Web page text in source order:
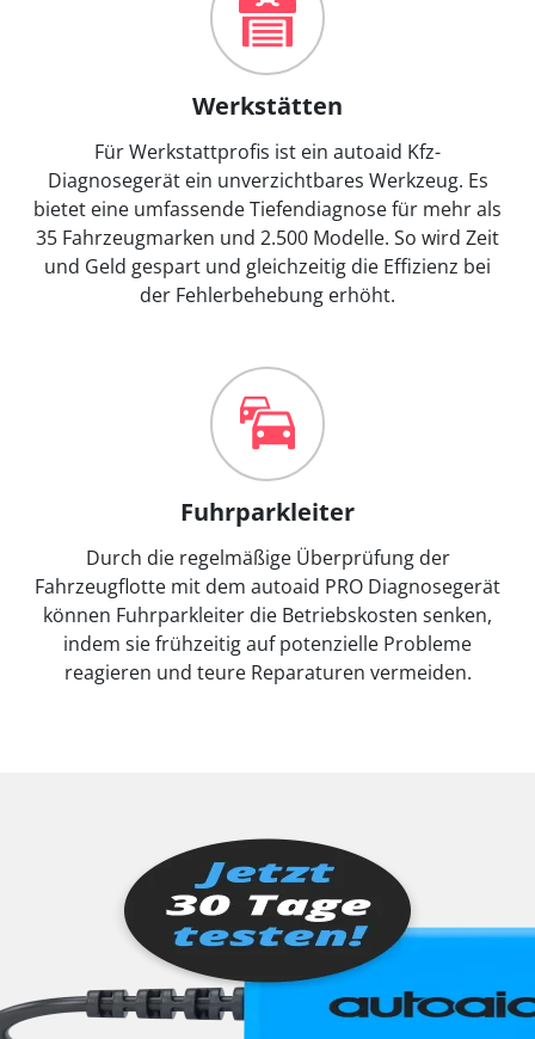
Werkstätten
Für Werkstattprofis ist ein autoaid Kfz-
Diagnosegerät ein unverzichtbares Werkzeug. Es
bietet eine umfassende Tiefendiagnose für mehr als
35 Fahrzeugmarken und 2.500 Modelle. So wird Zeit
und Geld gespart und gleichzeitig die Effizienz bei
der Fehlerbehebung erhöht.
Fuhrparkleiter
Durch die regelmäßige Überprüfung der
Fahrzeugflotte mit dem autoaid PRO Diagnosegerät
können Fuhrparkleiter die Betriebskosten senken,
indem sie frühzeitig auf potenzielle Probleme
reagieren und teure Reparaturen vermeiden.